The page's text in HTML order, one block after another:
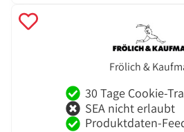
Frölich &
30 Tage Cookie-
SEA nicht erlaubt
Produktdaten-